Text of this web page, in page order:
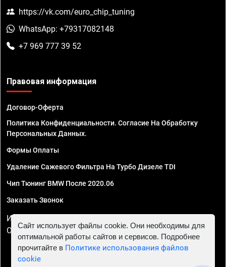
https://vk.com/euro_chip_tuning
WhatsApp: +79317082148
+7 969 777 39 52
Правовая информация
Договор-Оферта
Политика Конфиденциальности. Согласие На Обработку
Персональных Данных.
Формы Оплаты
Удаление Сажевого Фильтра На Турбо Дизеле TDI
Чип Тюнинг BMW После 2020.06
Заказать Звонок
ИП Смирнов Георгий Павлович. ИНН 781302555843,
ОГРНИП 324470400032610
Сайт использует файлы cookie. Они необходимы для
оптимальной работы сайтов и сервисов. Подробнее
прочитайте в Политике использования файлов
cookie